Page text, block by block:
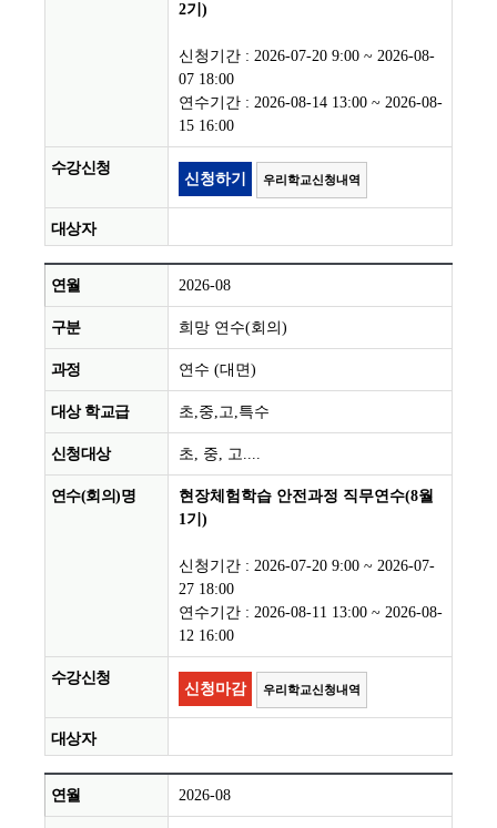
2기)
신청기간 : 2026-07-20 9:00 ~ 2026-08-
07 18:00
연수기간 : 2026-08-14 13:00 ~ 2026-08-
15 16:00
신청하기 우리학교신청내역
2026-08
희망 연수(회의)
연수 (대면)
초,중,고,특수
초, 중, 고....
현장체험학습 안전과정 직무연수(8월
1기)
신청기간 : 2026-07-20 9:00 ~ 2026-07-
27 18:00
연수기간 : 2026-08-11 13:00 ~ 2026-08-
12 16:00
신청마감 우리학교신청내역
2026-08